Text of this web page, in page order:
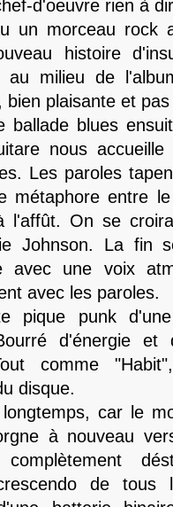
d'oeuvre rien à
un morceau rock
histoire
au milieu de
bien plaisante et
ballade blues
nous
Les paroles
métaphore entre
l'affût. On se
Johnson. La fin
avec une voix
avec les paroles.
pique punk
d'énergie et
comme
disque.
car le
à nouveau
complètement
de tous